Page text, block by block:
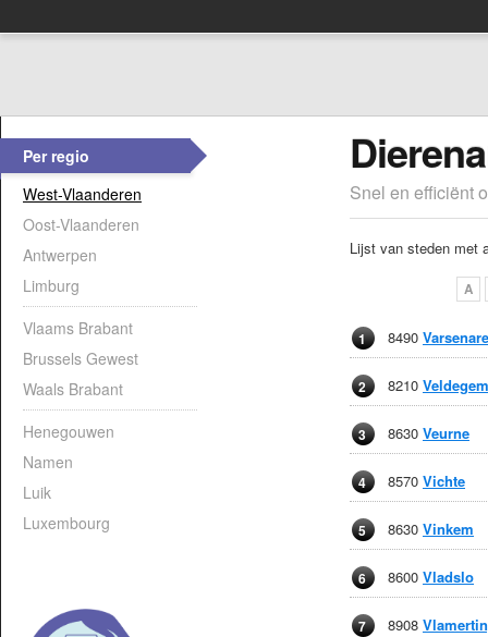
Per regio
West-Vlaanderen
Oost-Vlaanderen
Antwerpen
Limburg
Vlaams Brabant
Brussels Gewest
Waals Brabant
Henegouwen
Namen
Luik
Luxembourg
Snel en efficiënt
Lijst van steden met
A
1 8490 Varsenare
2 8210 Veldegem
3 8630 Veurne
4 8570 Vichte
5 8630 Vinkem
6 8600 Vladslo
7 8908